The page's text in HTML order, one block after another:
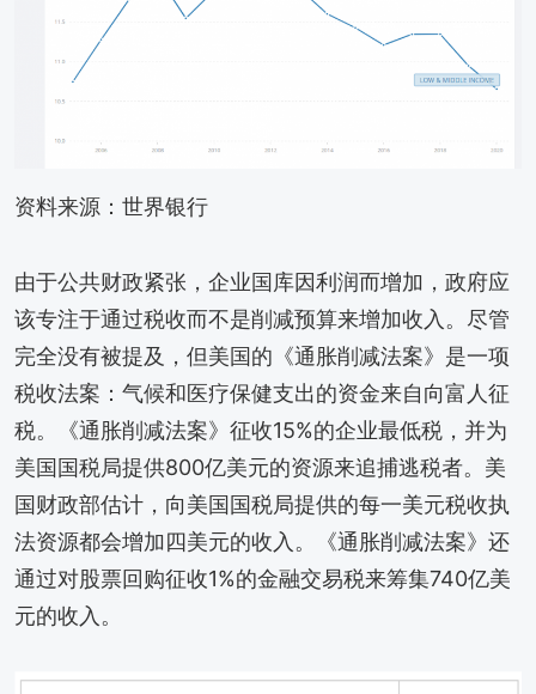
资料来源：世界银行
由于公共财政紧张，企业国库因利润而增加，政府应
该专注于通过税收而不是削减预算来增加收入。尽管
完全没有被提及，但美国的《通胀削减法案》是一项
税收法案：气候和医疗保健支出的资金来自向富人征
税。《通胀削减法案》征收15%的企业最低税，并为
美国国税局提供800亿美元的资源来追捕逃税者。美
国财政部估计，向美国国税局提供的每一美元税收执
法资源都会增加四美元的收入。《通胀削减法案》还
通过对股票回购征收1%的金融交易税来筹集740亿美
元的收入。